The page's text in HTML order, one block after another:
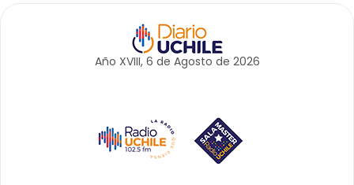
Año XVIII, 6 de Agosto de 2026